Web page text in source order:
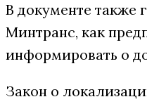
В документе также
Минтранс, как
информировать о
Закон о